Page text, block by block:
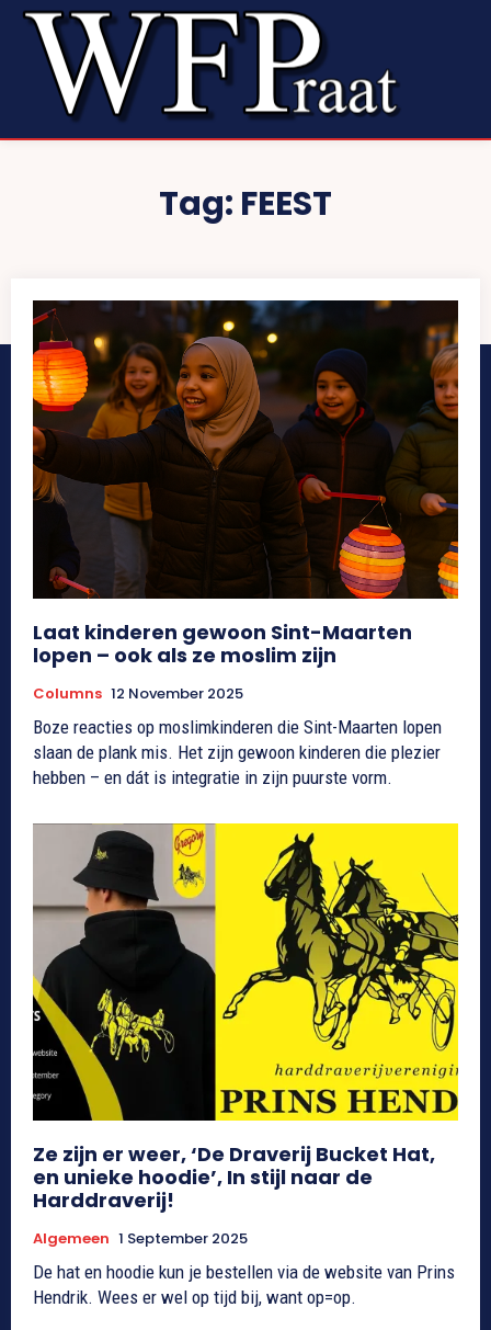
Tag: FEEST
Laat kinderen gewoon Sint-Maarten
lopen – ook als ze moslim zijn
Columns 12 November 2025
Boze reacties op moslimkinderen die Sint-Maarten lopen
slaan de plank mis. Het zijn gewoon kinderen die plezier
hebben – en dát is integratie in zijn puurste vorm.
Ze zijn er weer, ‘De Draverij Bucket Hat,
en unieke hoodie’, In stijl naar de
Harddraverij!
Algemeen 1 September 2025
De hat en hoodie kun je bestellen via de website van Prins
Hendrik. Wees er wel op tijd bij, want op=op.